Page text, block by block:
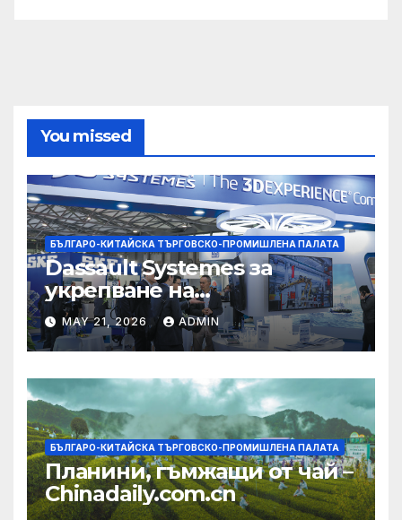
You missed
БЪЛГАРО-КИТАЙСКА ТЪРГОВСКО-ПРОМИШЛЕНА ПАЛАТА
Dassault Systemes за
укрепване на
изграждането на AI
екосистема в Китай
MAY 21, 2026 ADMIN
БЪЛГАРО-КИТАЙСКА ТЪРГОВСКО-ПРОМИШЛЕНА ПАЛАТА
Планини, гъмжащи от чай –
Chinadaily.com.cn